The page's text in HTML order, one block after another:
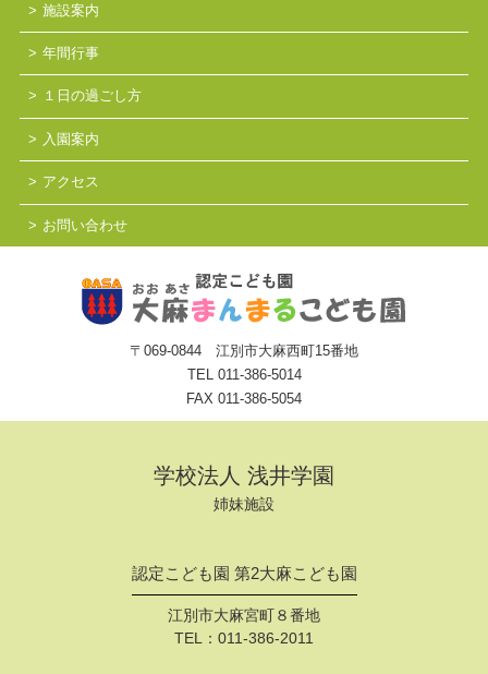
施設案内
年間行事
１日の過ごし方
入園案内
アクセス
お問い合わせ
〒069-0844 江別市大麻西町15番地
TEL 011-386-5014
FAX 011-386-5054
学校法人 浅井学園
姉妹施設
認定こども園 第2大麻こども園
江別市大麻宮町８番地
TEL： 011-386-2011